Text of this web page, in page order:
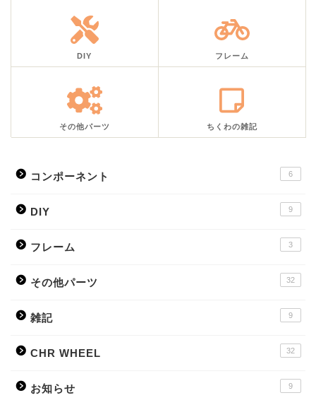
DIY フレーム
その他パーツ ちくわの雑記
コンポーネント 6
DIY 9
フレーム 3
その他パーツ 32
雑記 9
CHR WHEEL 32
お知らせ 9